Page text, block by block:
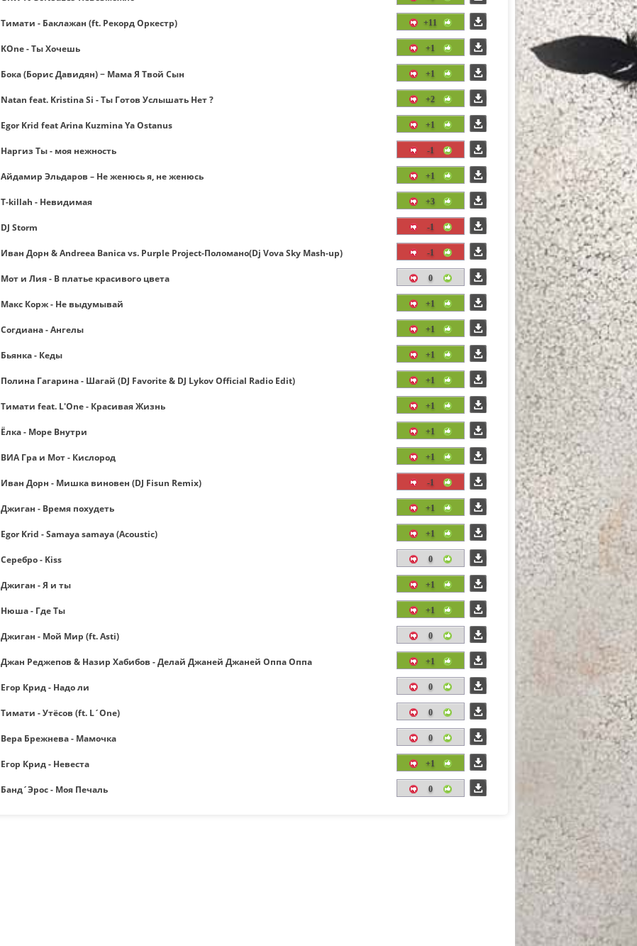
Тимати - Баклажан (ft. Рекорд Оркестр) +11
KOne - Ты Хочешь +1
Бока (Борис Давидян) − Мама Я Твой Сын +1
Natan feat. Kristina Si - Ты Готов Услышать Нет ? +2
Egor Krid feat Arina Kuzmina Ya Ostanus +1
Наргиз Ты - моя нежность -1
Айдамир Эльдаров – Не женюсь я, не женюсь +1
T-killah - Невидимая +3
DJ Storm -1
Иван Дорн & Andreea Banica vs. Purple Project-Поломано(Dj Vova Sky Mash-up) -1
Мот и Лия - В платье красивого цвета 0
Макс Корж - Не выдумывай +1
Согдиана - Ангелы +1
Бьянка - Кеды +1
Полина Гагарина - Шагай (DJ Favorite & DJ Lykov Official Radio Edit) +1
Тимати feat. L'One - Красивая Жизнь +1
Ёлка - Море Внутри +1
ВИА Гра и Мот - Кислород +1
Иван Дорн - Мишка виновен (DJ Fisun Remix) -1
Джиган - Время похудеть +1
Egor Krid - Samaya samaya (Acoustic) +1
Серебро - Kiss 0
Джиган - Я и ты +1
Нюша - Где Ты +1
Джиган - Мой Мир (ft. Asti) 0
Джан Реджепов & Назир Хабибов - Делай Джаней Джаней Оппа Оппа +1
Егор Крид - Надо ли 0
Тимати - Утёсов (ft. L´One) 0
Вера Брежнева - Мамочка 0
Егор Крид - Невеста +1
Банд´Эрос - Моя Печаль 0